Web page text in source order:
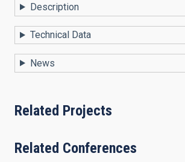
Description
Technical Data
News
Related Projects
Related Conferences